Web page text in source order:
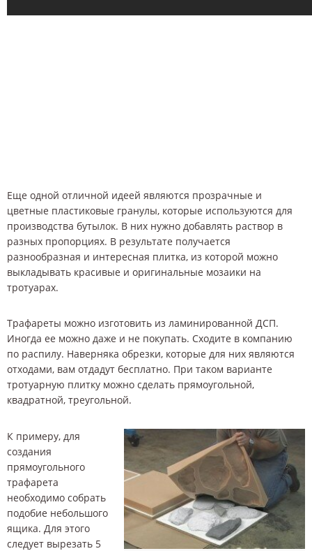
Еще одной отличной идеей являются прозрачные и
цветные пластиковые гранулы, которые используются для
производства бутылок. В них нужно добавлять раствор в
разных пропорциях. В результате получается
разнообразная и интересная плитка, из которой можно
выкладывать красивые и оригинальные мозаики на
тротуарах.
Трафареты можно изготовить из ламинированной ДСП.
Иногда ее можно даже и не покупать. Сходите в компанию
по распилу. Наверняка обрезки, которые для них являются
отходами, вам отдадут бесплатно. При таком варианте
тротуарную плитку можно сделать прямоугольной,
квадратной, треугольной.
К примеру, для
создания
прямоугольного
трафарета
необходимо собрать
подобие небольшого
ящика. Для этого
следует вырезать 5